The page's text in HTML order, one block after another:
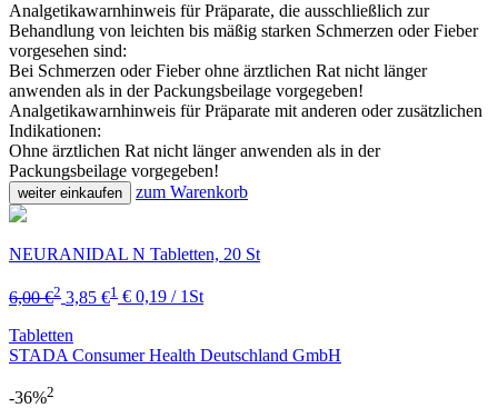
Analgetikawarnhinweis für Präparate, die ausschließlich zur
Behandlung von leichten bis mäßig starken Schmerzen oder Fieber
vorgesehen sind:
Bei Schmerzen oder Fieber ohne ärztlichen Rat nicht länger
anwenden als in der Packungsbeilage vorgegeben!
Analgetikawarnhinweis für Präparate mit anderen oder zusätzlichen
Indikationen:
Ohne ärztlichen Rat nicht länger anwenden als in der
Packungsbeilage vorgegeben!
weiter einkaufen zum Warenkorb
NEURANIDAL N Tabletten, 20 St
6,00 €2 3,85 €1 € 0,19 / 1St
Tabletten
STADA Consumer Health Deutschland GmbH
-36%2